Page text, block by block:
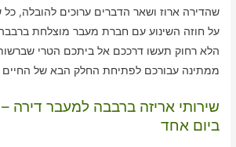
שהדירה ארוז ושאר הדברים ערוכים להובלה,
על חוזה השינוע עם חברת מעבר מוצלחת
הלא רחוק תעשו דרככם אל ביתכם הטרי
ממתינה עבורכם לפתיחת החלק הבא של
שירותי אריזה ברבבה למעבר דירה –
ביום אחד